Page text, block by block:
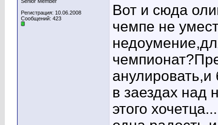
Регистрация: 10.06.2008
Сообщений: 423
Вот и сюда
чемпе не
в заездах над
этого